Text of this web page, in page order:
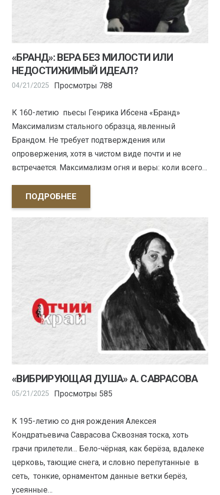
«БРАНД»: ВЕРА БЕЗ МИЛОСТИ ИЛИ
НЕДОСТИЖИМЫЙ ИДЕАЛ?
04/21/2025 Просмотры 788
К 160-летию пьесы Генрика Ибсена «Бранд»
Максимализм стального образца, явленный
Брандом. Не требует подтверждения или
опровержения, хотя в чистом виде почти и не
встречается. Максимализм огня и веры: коли всего…
ПОДРОБНЕЕ
«ВИБРИРУЮЩАЯ ДУША» А. САВРАСОВА
05/21/2025 Просмотры 585
К 195-летию со дня рождения Алексея
Кондратьевича Саврасова Сквозная тоска, хоть
грачи прилетели… Бело-чёрная, как берёза, вдалеке
церковь, тающие снега, и словно перепутанные в
сеть, тонкие, орнаментом данные ветки берёз,
усеянные…